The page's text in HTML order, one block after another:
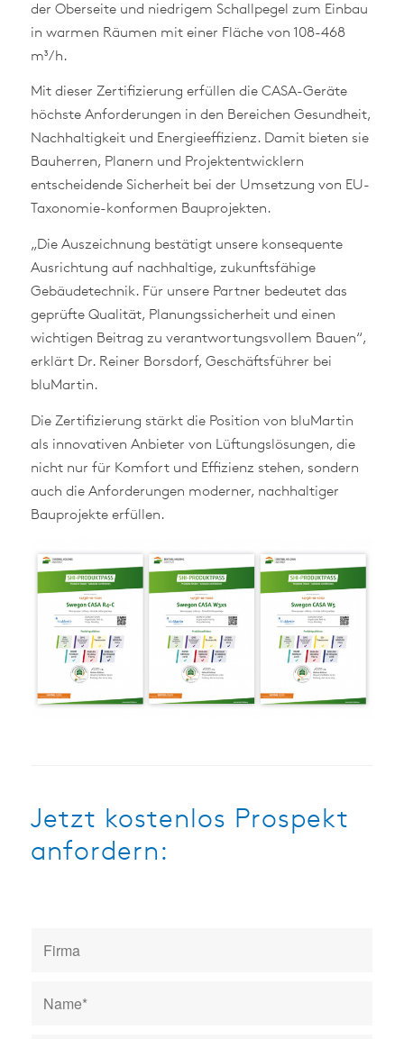
der Oberseite und niedrigem Schallpegel zum Einbau
in warmen Räumen mit einer Fläche von 108-468
m³/h.
Mit dieser Zertifizierung erfüllen die CASA-Geräte
höchste Anforderungen in den Bereichen Gesundheit,
Nachhaltigkeit und Energieeffizienz. Damit bieten sie
Bauherren, Planern und Projektentwicklern
entscheidende Sicherheit bei der Umsetzung von EU-
Taxonomie-konformen Bauprojekten.
„Die Auszeichnung bestätigt unsere konsequente
Ausrichtung auf nachhaltige, zukunftsfähige
Gebäudetechnik. Für unsere Partner bedeutet das
geprüfte Qualität, Planungssicherheit und einen
wichtigen Beitrag zu verantwortungsvollem Bauen“,
erklärt Dr. Reiner Borsdorf, Geschäftsführer bei
bluMartin.
Die Zertifizierung stärkt die Position von bluMartin
als innovativen Anbieter von Lüftungslösungen, die
nicht nur für Komfort und Effizienz stehen, sondern
auch die Anforderungen moderner, nachhaltiger
Bauprojekte erfüllen.
Jetzt kostenlos Prospekt
anfordern: